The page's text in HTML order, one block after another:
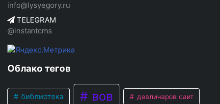
info@lysyegory.ru
TELEGRAM
@instantcms
Облако тегов
библиотека вов девличаров саит